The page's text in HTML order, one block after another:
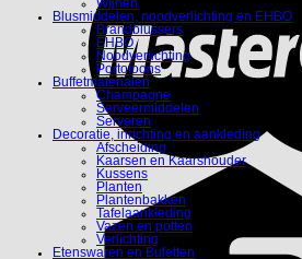
Wijnen
Blusmiddelen, noodverlichting en EHBO
Brandblussers
EHBO
Noodverlichting
Portofoons
Buffetmaterialen
Champagne
Serveermiddelen
Serveren
Decoratie, inrichting en aankleding
Afscheiding
Kaarsen en Kaarshouder
Kussens
Planten
Plantenbakken
Tafelaankleding
Vazen en potten
Verlichting
Etenswaren en Bufetten